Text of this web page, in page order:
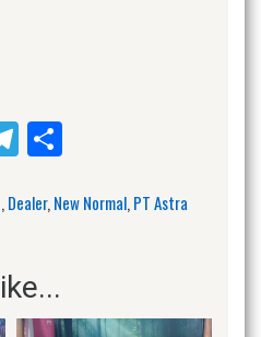
Telegram
,Dealer,New Normal,PT Astra